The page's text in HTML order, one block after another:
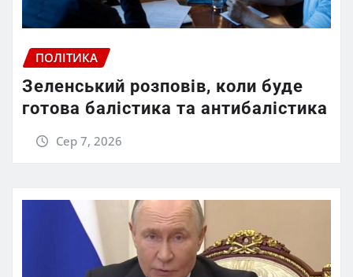
ПОЛІТИКА
Зеленський розповів, коли буде
готова балістика та антибалістика
Сер 7, 2026